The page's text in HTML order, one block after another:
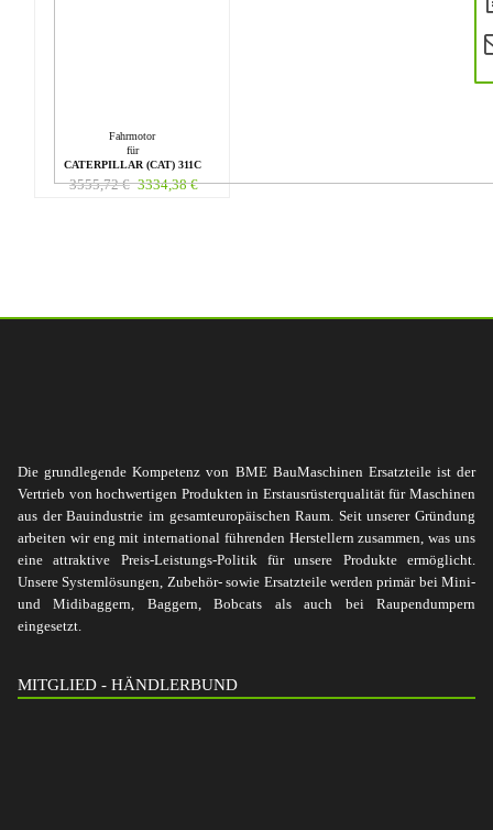
Fahrmotor
für
CATERPILLAR (CAT) 311C
3555,72€ 3334,38€
Die grundlegende Kompetenz von BME BauMaschinen Ersatzteile ist der
Vertrieb von hochwertigen Produkten in Erstausrüsterqualität für Maschinen
aus der Bauindustrie im gesamteuropäischen Raum. Seit unserer Gründung
arbeiten wir eng mit international führenden Herstellern zusammen, was uns
eine attraktive Preis-Leistungs-Politik für unsere Produkte ermöglicht.
Unsere Systemlösungen, Zubehör- sowie Ersatzteile werden primär bei Mini-
und Midibaggern, Baggern, Bobcats als auch bei Raupendumpern
eingesetzt.
MITGLIED - HÄNDLERBUND